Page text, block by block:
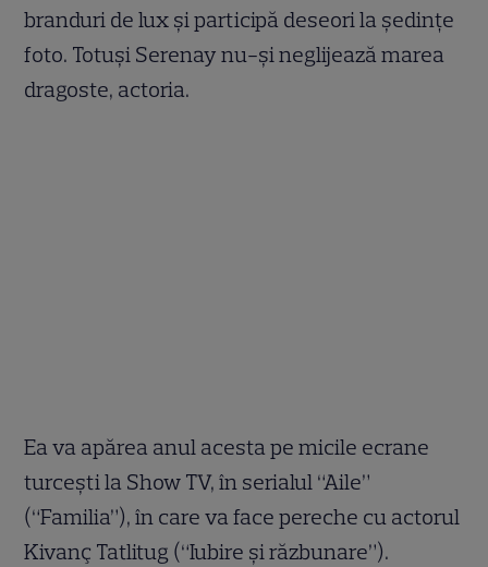
branduri de lux și participă deseori la ședințe
foto. Totuși Serenay nu-și neglijează marea
dragoste, actoria.
Ea va apărea anul acesta pe micile ecrane
turcești la Show TV, în serialul “Aile”
(“Familia”), în care va face pereche cu actorul
Kivanç Tatlitug (“Iubire și răzbunare”).